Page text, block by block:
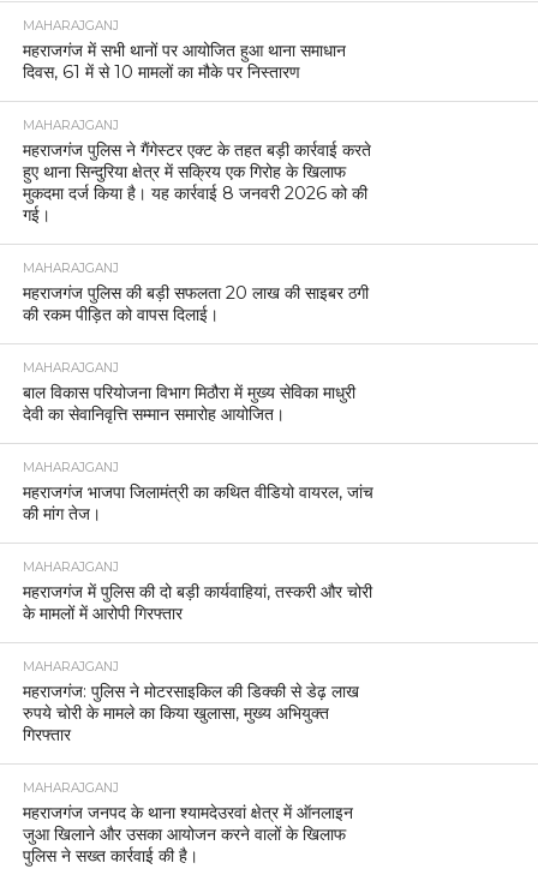
MAHARAJGANJ
महराजगंज में सभी थानों पर आयोजित हुआ थाना समाधान
दिवस, 61 में से 10 मामलों का मौके पर निस्तारण
MAHARAJGANJ
महराजगंज पुलिस ने गैंगेस्टर एक्ट के तहत बड़ी कार्रवाई करते
हुए थाना सिन्दुरिया क्षेत्र में सक्रिय एक गिरोह के खिलाफ
मुकदमा दर्ज किया है। यह कार्रवाई 8 जनवरी 2026 को की
गई।
MAHARAJGANJ
महराजगंज पुलिस की बड़ी सफलता 20 लाख की साइबर ठगी
की रकम पीड़ित को वापस दिलाई।
MAHARAJGANJ
बाल विकास परियोजना विभाग मिठौरा में मुख्य सेविका माधुरी
देवी का सेवानिवृत्ति सम्मान समारोह आयोजित।
MAHARAJGANJ
महराजगंज भाजपा जिलामंत्री का कथित वीडियो वायरल, जांच
की मांग तेज।
MAHARAJGANJ
महराजगंज में पुलिस की दो बड़ी कार्यवाहियां, तस्करी और चोरी
के मामलों में आरोपी गिरफ्तार
MAHARAJGANJ
महराजगंज: पुलिस ने मोटरसाइकिल की डिक्की से डेढ़ लाख
रुपये चोरी के मामले का किया खुलासा, मुख्य अभियुक्त
गिरफ्तार
MAHARAJGANJ
महराजगंज जनपद के थाना श्यामदेउरवां क्षेत्र में ऑनलाइन
जुआ खिलाने और उसका आयोजन करने वालों के खिलाफ
पुलिस ने सख्त कार्रवाई की है।